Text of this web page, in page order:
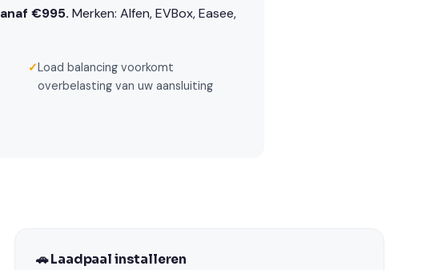
€995. Merken: Alfen, EVBox, Easee,
✓Load balancing voorkomt
overbelasting van uw aansluiting
🚗 Laadpaal installeren